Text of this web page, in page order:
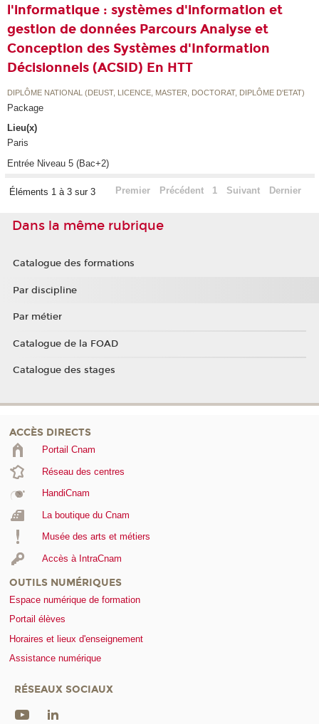
l'informatique : systèmes d'information et
gestion de données Parcours Analyse et
Conception des Systèmes d'Information
Décisionnels (ACSID) En HTT
DIPLÔME NATIONAL (DEUST, LICENCE, MASTER, DOCTORAT, DIPLÔME D'ETAT)
Package
Lieu(x)
Paris
Entrée Niveau 5 (Bac+2)
Éléments 1 à 3 sur 3 Premier Précédent 1 Suivant Dernier
Dans la même rubrique
Catalogue des formations
Par discipline
Par métier
Catalogue de la FOAD
Catalogue des stages
ACCÈS DIRECTS
Portail Cnam
Réseau des centres
HandiCnam
La boutique du Cnam
Musée des arts et métiers
Accès à IntraCnam
OUTILS NUMÉRIQUES
Espace numérique de formation
Portail élèves
Horaires et lieux d'enseignement
Assistance numérique
RÉSEAUX SOCIAUX